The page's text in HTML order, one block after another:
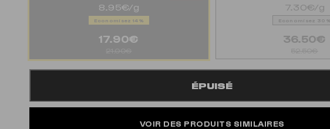
8.95€/g
Economisez 14%
17.90€
7.30€/g
Economisez 30%
36.50€
ÉPUISÉ
VOIR DES PRODUITS SIMILAIRES